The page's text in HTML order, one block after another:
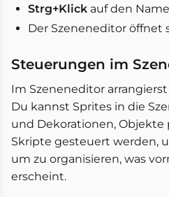
Strg+Klick auf den
Der Szeneneditor öffnet
Steuerungen im
Im Szeneneditor
Du kannst Sprites in die
und Dekorationen, Objekte
Skripte gesteuert werden,
um zu organisieren, was
erscheint.